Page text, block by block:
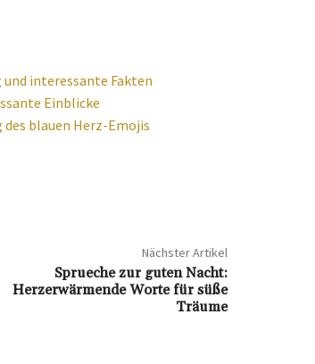
und interessante Fakten
Einblicke
des blauen Herz-Emojis
Nächster Artikel
Sprueche zur guten Nacht:
Herzerwärmende Worte für süße
Träume